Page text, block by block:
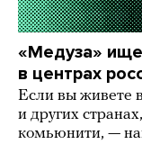
«Медуза»
в центрах
Если вы живете
и других
комьюнити, —